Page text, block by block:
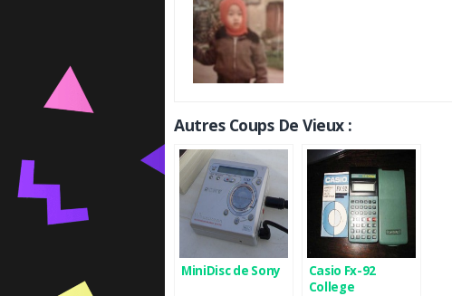
Autres Coups De Vieux :
MiniDisc de Sony
Casio Fx-92
College